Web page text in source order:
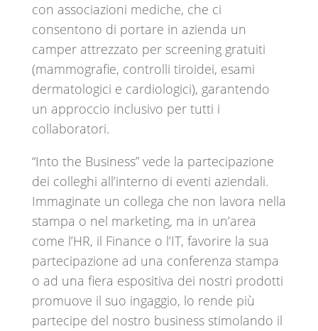
con associazioni mediche, che ci
consentono di portare in azienda un
camper attrezzato per screening gratuiti
(mammografie, controlli tiroidei, esami
dermatologici e cardiologici), garantendo
un approccio inclusivo per tutti i
collaboratori.
“Into the Business” vede la partecipazione
dei colleghi all’interno di eventi aziendali.
Immaginate un collega che non lavora nella
stampa o nel marketing, ma in un’area
come l’HR, il Finance o l’IT, favorire la sua
partecipazione ad una conferenza stampa
o ad una fiera espositiva dei nostri prodotti
promuove il suo ingaggio, lo rende più
partecipe del nostro business stimolando il